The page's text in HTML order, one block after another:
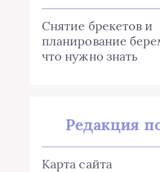
Снятие брекетов и
планирование
что нужно знать
Редакция
Карта сайта